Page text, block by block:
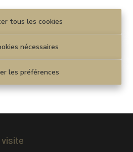
tous les cookies
nécessaires
les préférences
des cookies
visite